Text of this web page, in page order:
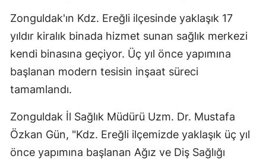
Zonguldak'ın Kdz. Ereğli ilçesinde yaklaşık 17
yıldır kiralık binada hizmet sunan sağlık merkezi
kendi binasına geçiyor. Üç yıl önce yapımına
başlanan modern tesisin inşaat süreci
tamamlandı.
Zonguldak İl Sağlık Müdürü Uzm. Dr. Mustafa
Özkan Gün, "Kdz. Ereğli ilçemizde yaklaşık üç yıl
önce yapımına başlanan Ağız ve Diş Sağlığı